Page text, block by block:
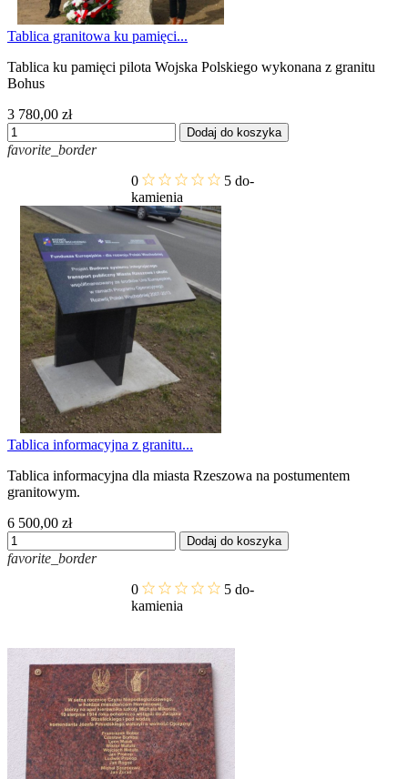
Tablica granitowa ku pamięci...
Tablica ku pamięci pilota Wojska Polskiego wykonana z granitu
Bohus
3 780,00 zł
Dodaj do koszyka
favorite_border
0
5 do-
kamienia
Tablica informacyjna z granitu...
Tablica informacyjna dla miasta Rzeszowa na postumentem
granitowym.
6 500,00 zł
Dodaj do koszyka
favorite_border
0
5 do-
kamienia